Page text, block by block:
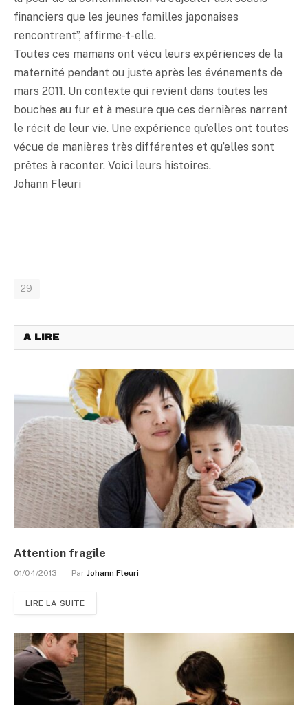
financiers que les jeunes familles japonaises
rencontrent”, affirme-t-elle.
Toutes ces mamans ont vécu leurs expériences de la
maternité pendant ou juste après les événements de
mars 2011. Un contexte qui revient dans toutes les
bouches au fur et à mesure que ces dernières narrent
le récit de leur vie. Une expérience qu’elles ont toutes
vécue de manières très différentes et qu’elles sont
prêtes à raconter. Voici leurs histoires.
Johann Fleuri
29
A LIRE
Attention fragile
01/04/2013 Par Johann Fleuri
LIRE LA SUITE